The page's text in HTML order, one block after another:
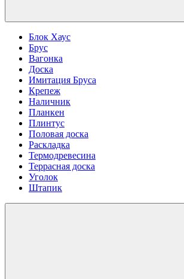
Блок Хаус
Брус
Вагонка
Доска
Имитация Бруса
Крепеж
Наличник
Планкен
Плинтус
Половая доска
Раскладка
Термодревесина
Террасная доска
Уголок
Штапик